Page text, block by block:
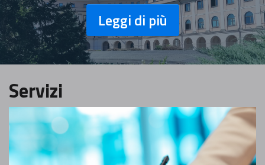
Leggi di più
Servizi